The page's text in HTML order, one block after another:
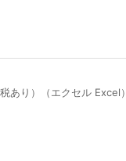
あり）（エクセル Excel）